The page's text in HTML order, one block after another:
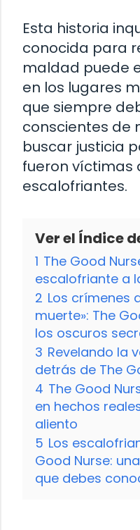
Esta historia
conocida para
maldad puede
en los lugares
que siempre
conscientes de
buscar justicia
fueron víctimas
escalofriantes.
Ver el Índice
1 The Good
escalofriante a
2 Los crímenes
muerte»: The
los oscuros
3 Revelando la
detrás de The
4 The Good
en hechos
aliento
5 Los
Good Nurse:
que debes